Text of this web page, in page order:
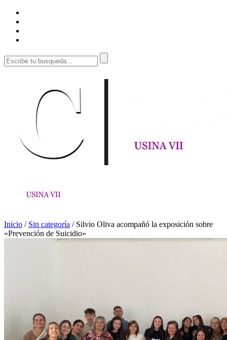
Inicio / Sin categoría / Silvio Oliva acompañó la exposición sobre
«Prevención de Suicidio»